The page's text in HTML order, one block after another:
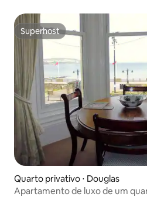
Superhost
Superhost
Quarto privativo ⋅ Douglas
Apartamento de luxo de um